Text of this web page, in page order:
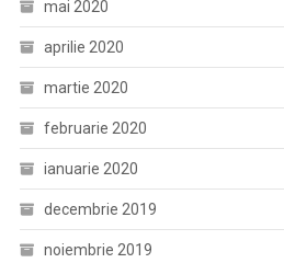
mai 2020
aprilie 2020
martie 2020
februarie 2020
ianuarie 2020
decembrie 2019
noiembrie 2019